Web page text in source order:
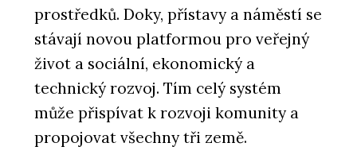
prostředků. Doky, přístavy a náměstí se
stávají novou platformou pro veřejný
život a sociální, ekonomický a
technický rozvoj. Tím celý systém
může přispívat k rozvoji komunity a
propojovat všechny tři země.